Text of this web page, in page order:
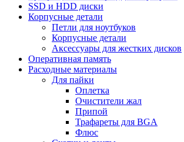
SSD и HDD диски
Корпусные детали
Петли для ноутбуков
Корпусные детали
Аксессуары для жестких дисков
Оперативная память
Расходные материалы
Для пайки
Оплетка
Очистители жал
Припой
Трафареты для BGA
Флюс